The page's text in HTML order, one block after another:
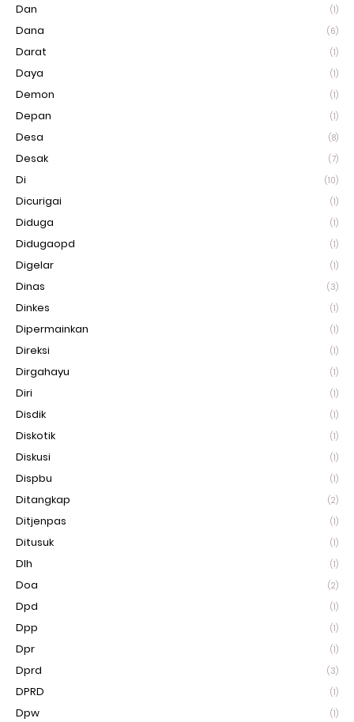
Dan (1)
Dana (6)
Darat (1)
Daya (1)
Demon (1)
Depan (1)
Desa (8)
Desak (7)
Di (10)
Dicurigai (1)
Diduga (1)
Didugaopd (1)
Digelar (1)
Dinas (3)
Dinkes (1)
Dipermainkan (1)
Direksi (1)
Dirgahayu (1)
Diri (1)
Disdik (1)
Diskotik (1)
Diskusi (1)
Dispbu (1)
Ditangkap (2)
Ditjenpas (1)
Ditusuk (1)
Dlh (1)
Doa (2)
Dpd (1)
Dpp (1)
Dpr (1)
Dprd (3)
DPRD (1)
Dpw (1)